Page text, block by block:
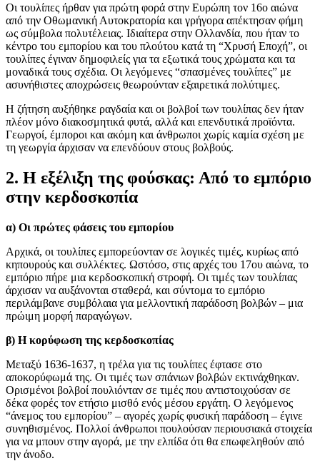
Οι τουλίπες ήρθαν για πρώτη φορά στην Ευρώπη τον 16ο αιώνα
από την Οθωμανική Αυτοκρατορία και γρήγορα απέκτησαν φήμη
ως σύμβολα πολυτέλειας. Ιδιαίτερα στην Ολλανδία, που ήταν το
κέντρο του εμπορίου και του πλούτου κατά τη “Χρυσή Εποχή”, οι
τουλίπες έγιναν δημοφιλείς για τα εξωτικά τους χρώματα και τα
μοναδικά τους σχέδια. Οι λεγόμενες “σπασμένες τουλίπες” με
ασυνήθιστες αποχρώσεις θεωρούνταν εξαιρετικά πολύτιμες.
Η ζήτηση αυξήθηκε ραγδαία και οι βολβοί των τουλίπας δεν ήταν
πλέον μόνο διακοσμητικά φυτά, αλλά και επενδυτικά προϊόντα.
Γεωργοί, έμποροι και ακόμη και άνθρωποι χωρίς καμία σχέση με
τη γεωργία άρχισαν να επενδύουν στους βολβούς.
2. Η εξέλιξη της φούσκας: Από το εμπόριο
στην κερδοσκοπία
α) Οι πρώτες φάσεις του εμπορίου
Αρχικά, οι τουλίπες εμπορεύονταν σε λογικές τιμές, κυρίως από
κηπουρούς και συλλέκτες. Ωστόσο, στις αρχές του 17ου αιώνα, το
εμπόριο πήρε μια κερδοσκοπική στροφή. Οι τιμές των τουλίπας
άρχισαν να αυξάνονται σταθερά, και σύντομα το εμπόριο
περιλάμβανε συμβόλαια για μελλοντική παράδοση βολβών – μια
πρώιμη μορφή παραγώγων.
β) Η κορύφωση της κερδοσκοπίας
Μεταξύ 1636-1637, η τρέλα για τις τουλίπες έφτασε στο
αποκορύφωμά της. Οι τιμές των σπάνιων βολβών εκτινάχθηκαν.
Ορισμένοι βολβοί πουλιόνταν σε τιμές που αντιστοιχούσαν σε
δέκα φορές τον ετήσιο μισθό ενός μέσου εργάτη. Ο λεγόμενος
“άνεμος του εμπορίου” – αγορές χωρίς φυσική παράδοση – έγινε
συνηθισμένος. Πολλοί άνθρωποι πουλούσαν περιουσιακά στοιχεία
για να μπουν στην αγορά, με την ελπίδα ότι θα επωφεληθούν από
την άνοδο.